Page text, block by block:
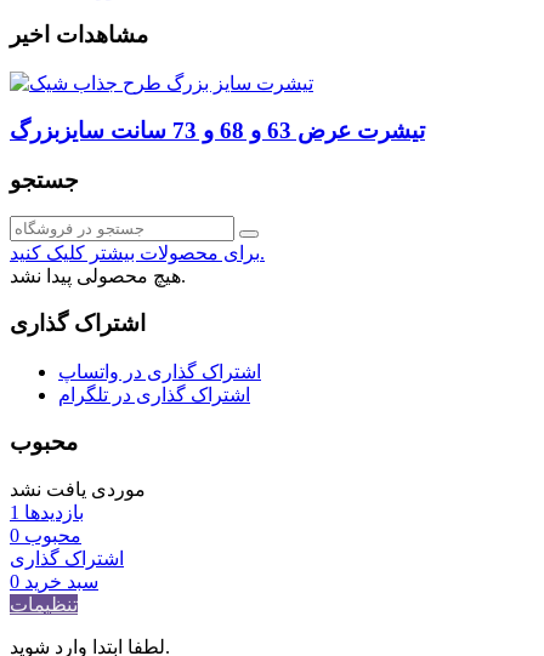
مشاهدات اخیر
تیشرت عرض 63 و 68 و 73 سانت سایزبزرگ
جستجو
برای محصولات بیشتر کلیک کنید.
هیچ محصولی پیدا نشد.
اشتراک گذاری
اشتراک گذاری در واتساپ
اشتراک گذاری در تلگرام
محبوب
موردی یافت نشد
بازدیدها 1
محبوب 0
اشتراک گذاری
سبد خرید 0
تنظیمات
لطفا ابتدا وارد شوید.